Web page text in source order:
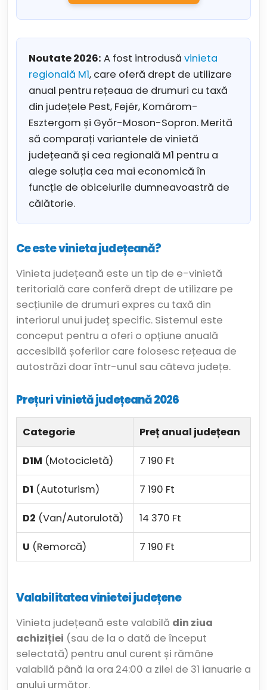
Noutate 2026: A fost introdusă vinieta
regională M1, care oferă drept de utilizare
anual pentru rețeaua de drumuri cu taxă
din județele Pest, Fejér, Komárom-
Esztergom și Győr-Moson-Sopron. Merită
să comparați variantele de vinietă
județeană și cea regională M1 pentru a
alege soluția cea mai economică în
funcție de obiceiurile dumneavoastră de
călătorie.
Ce este vinieta județeană?
Vinieta județeană este un tip de e-vinietă
teritorială care conferă drept de utilizare pe
secțiunile de drumuri expres cu taxă din
interiorul unui județ specific. Sistemul este
conceput pentru a oferi o opțiune anuală
accesibilă șoferilor care folosesc rețeaua de
autostrăzi doar într-unul sau câteva județe.
Prețuri vinietă județeană 2026
Categorie Preț anual județean
D1M (Motocicletă) 7 190 Ft
D1 (Autoturism) 7 190 Ft
D2 (Van/Autorulotă) 14 370 Ft
U (Remorcă) 7 190 Ft
Valabilitatea vinietei județene
Vinieta județeană este valabilă din ziua
achiziției (sau de la o dată de început
selectată) pentru anul curent și rămâne
valabilă până la ora 24:00 a zilei de 31 ianuarie a
anului următor.